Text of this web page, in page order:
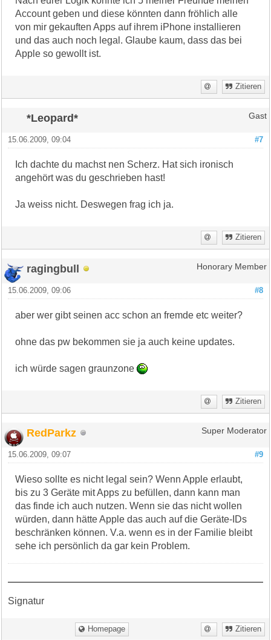
Account geben und diese könnten dann fröhlich alle
von mir gekauften Apps auf ihrem iPhone installieren
und das auch noch legal. Glaube kaum, dass das bei
Apple so gewollt ist.
Zitieren
*Leopard* Gast
#7
15.06.2009, 09:04
Ich dachte du machst nen Scherz. Hat sich ironisch
angehört was du geschrieben hast!
Ja weiss nicht. Deswegen frag ich ja.
Zitieren
ragingbull Honorary Member
#8
15.06.2009, 09:06
aber wer gibt seinen acc schon an fremde etc weiter?
ohne das pw bekommen sie ja auch keine updates.
ich würde sagen graunzone
Zitieren
RedParkz Super Moderator
#9
15.06.2009, 09:07
Wieso sollte es nicht legal sein? Wenn Apple erlaubt,
bis zu 3 Geräte mit Apps zu befüllen, dann kann man
das finde ich auch nutzen. Wenn sie das nicht wollen
würden, dann hätte Apple das auch auf die Geräte-IDs
beschränken können. V.a. wenn es in der Familie bleibt
sehe ich persönlich da gar kein Problem.
Signatur
Homepage Zitieren